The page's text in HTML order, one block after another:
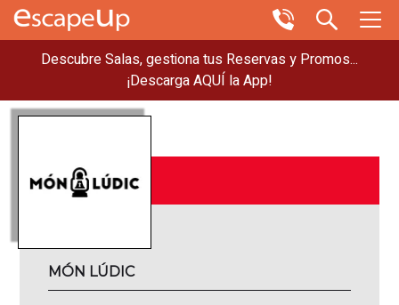
Descubre Salas, gestiona tus Reservas y Promos...
¡Descarga AQUÍ la App!
MÓN LÚDIC